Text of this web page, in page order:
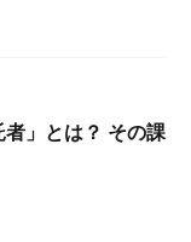
」とは？ その課